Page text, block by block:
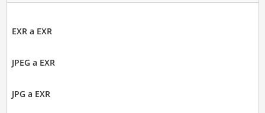
EXR a EXR
JPEG a EXR
JPG a EXR